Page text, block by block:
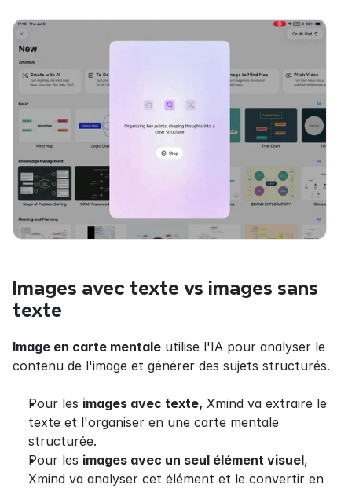
Images avec texte vs images sans
texte
Image en carte mentale utilise l'IA pour analyser le
contenu de l'image et générer des sujets structurés.
Pour les images avec texte, Xmind va extraire le
texte et l'organiser en une carte mentale
structurée.
Pour les images avec un seul élément visuel,
Xmind va analyser cet élément et le convertir en